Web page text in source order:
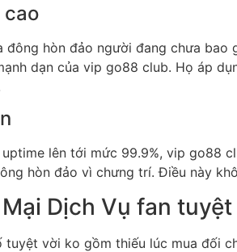
cao
đông hòn đảo người đang chưa
dạn của vip go88 club. Họ áp
lên tới mức 99.9%, vip go88
hòn đảo vì chưng trí. Điều này
Dịch Vụ fan tuyệt
tuyệt vời ko gồm thiếu lúc mua đối